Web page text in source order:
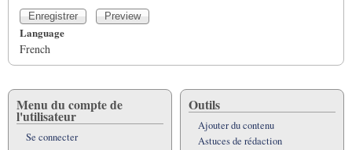
Language
French
Menu du compte de
l'utilisateur
Se connecter
Outils
Ajouter du contenu
Astuces de rédaction